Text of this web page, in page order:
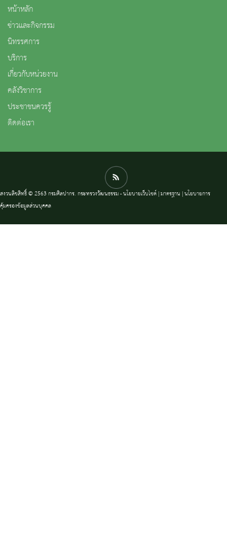
หน้าหลัก
ข่าวและกิจกรรม
นิทรรศการ
บริการ
เกี่ยวกับหน่วยงาน
คลังวิชาการ
ประชาชนควรรู้
ติดต่อเรา
สงวนลิขสิทธิ์ © 2563 กรมศิลปากร. กระทรวงวัฒนธรรม -นโยบายเว็บไซต์|มาตรฐาน |นโยบายการ
คุ้มครองข้อมูลส่วนบุคคล